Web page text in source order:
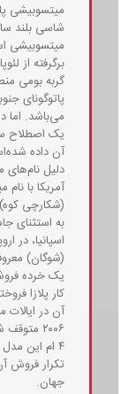
میتسوبیشی
شاسی بلند
میتسوبیشی
برگرفته از
گربه بومی
پاتوگونای
می‌باشد. اما
یک اصطلاح
آن داده
دلیل نام‌های
آمریکا با
(شکارچی
به استثنای
اسپانیا، در
(شوگان)
یک خرده
کار پلازا
آن در ایالات
۲۰۰۶
۴ ام این
تکرار فروش
جهان.